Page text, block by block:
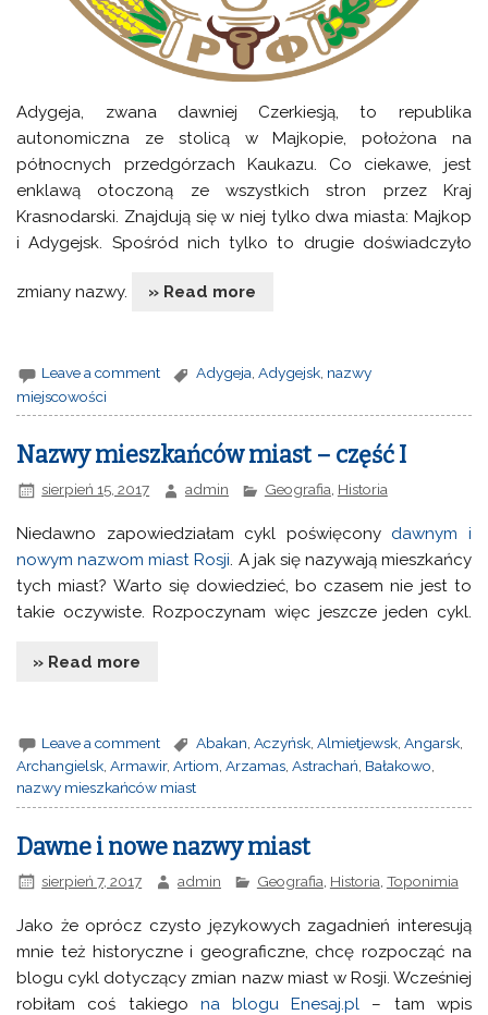
Adygeja, zwana dawniej Czerkiesją, to republika
autonomiczna ze stolicą w Majkopie, położona na
północnych przedgórzach Kaukazu. Co ciekawe, jest
enklawą otoczoną ze wszystkich stron przez Kraj
Krasnodarski. Znajdują się w niej tylko dwa miasta: Majkop
i Adygejsk. Spośród nich tylko to drugie doświadczyło
zmiany nazwy. » Read more
Leave a comment Adygeja,Adygejsk, nazwy
miejscowości
Nazwy mieszkańców miast – część I
sierpień 15, 2017 admin Geografia, Historia
Niedawno zapowiedziałam cykl poświęcony dawnym i
nowym nazwom miast Rosji. A jak się nazywają mieszkańcy
tych miast? Warto się dowiedzieć, bo czasem nie jest to
takie oczywiste. Rozpoczynam więc jeszcze jeden cykl.
» Read more
Leave a comment Abakan ,Aczyńsk ,Almietjewsk ,Angarsk
Archangielsk,Armawir,Artiom,Arzamas,Astrachań, Bałakowo,
nazwy mieszkańców miast
Dawne i nowe nazwy miast
sierpień 7, 2017 admin Geografia Historia Toponimia
Jako że oprócz czysto językowych zagadnień interesują
mnie też historyczne i geograficzne, chcę rozpocząć na
blogu cykl dotyczący zmian nazw miast w Rosji. Wcześniej
robiłam coś takiego na blogu Enesaj.pl – tam wpis